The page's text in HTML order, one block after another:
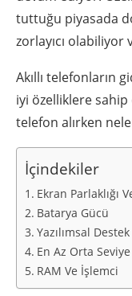
tuttuğu piyasada
zorlayıcı olabiliyor
Akıllı telefonların
iyi özelliklere sahip
telefon alırken
İçindekiler
Ekran Parlaklığı
Batarya Gücü
Yazılımsal Destek
En Az Orta
RAM Ve İşlemci